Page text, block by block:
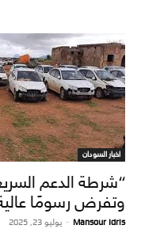
اخبار السودان
“شرطة الدعم
وتفرض رسومًا
Mansour Idris
- يوليو 23, 2025